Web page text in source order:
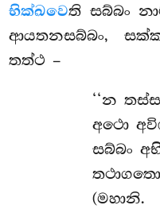
භික්ඛවෙති සබ්බං
ආයතනසබ්බං,
තත්ථ –
‘‘න
අථො
සබ්බං